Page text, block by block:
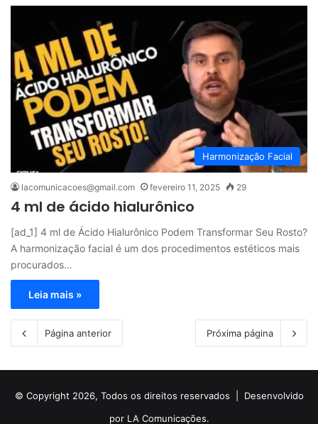
Harmonização Facial
lacomunicacoes@gmail.com fevereiro 11, 2025 29
4 ml de ácido hialurônico
[ad_1] 4 ml de Ácido Hialurônico Podem Transformar Seu Rosto?
A harmonização facial é um dos procedimentos estéticos mais
procurados…
Leia mais »
Página anterior Próxima página
© Copyright 2026, Todos os direitos reservados | Desenvolvido
por LA Comunicações.